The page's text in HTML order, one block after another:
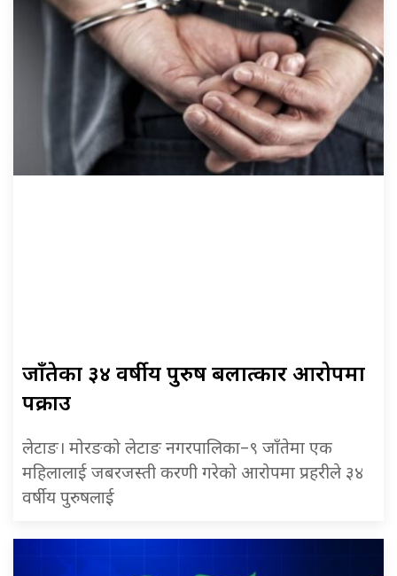
जाँतेका ३४ वर्षीय पुरुष बलात्कार आरोपमा
पक्राउ
लेटाङ। मोरङको लेटाङ नगरपालिका–९ जाँतेमा एक
महिलालाई जबरजस्ती करणी गरेको आरोपमा प्रहरीले ३४
वर्षीय पुरुषलाई